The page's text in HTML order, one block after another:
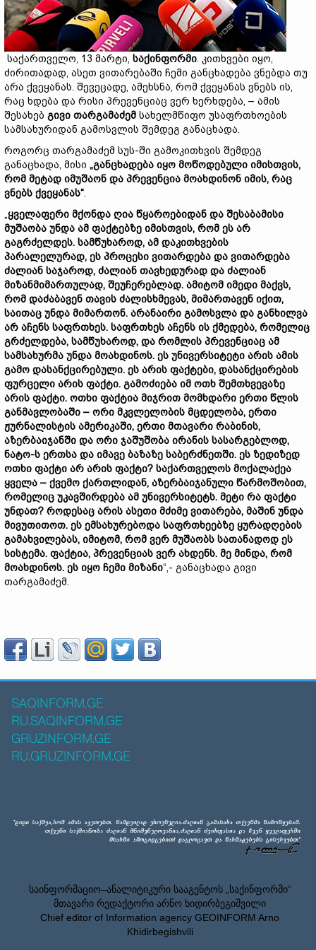
საქართველო, 13 მარტი, საქინფორმი. კითხვები იყო,
ძირითადად, ასეთ ვითარებაში ჩემი განცხადება ვნებდა თუ
არა ქვეყანას. შევეცადე, ამეხსნა, რომ ქვეყანას ვნებს ის,
რაც ხდება და რისი პრევენციაც ვერ ხერხდება, – ამის
შესახებ გივი თარგამაძემ სახელმწიფო უსაფრთხოების
სამსახურიდან გამოსვლის შემდეგ განაცხადა.
როგორც თარგამაძემ სუს-ში გამოკითხვის შემდეგ
განაცხადა, მისი „განცხადება იყო მოწოდებული იმისთვის,
რომ მეტად იმუშაონ და პრევენცია მოახდინონ იმის, რაც
ვნებს ქვეყანას“.
„ყველაფერი მქონდა ღია წყაროებიდან და შესაბამისი
მუშაობა უნდა ამ ფაქტებზე იმისთვის, რომ ეს არ
გაგრძელდეს. სამწუხაროდ, ამ დაკითხვების
პარალელურად, ეს პროცესი ვითარდება და ვითარდება
ძალიან საჯაროდ, ძალიან თავხედურად და ძალიან
მიზანმიმართულად, შეუჩერებლად. ამიტომ იმედი მაქვს,
რომ დაძაბავენ თავის ძალისხმევას, მიმართავენ იქით,
საითაც უნდა მიმართონ. არანაირი გამოსვლა და განხილვა
არ აჩენს საფრთხეს. საფრთხეს აჩენს ის ქმედება, რომელიც
გრძელდება, სამწუხაროდ, და რომლის პრევენციაც ამ
სამსახურმა უნდა მოახდინოს. ეს უნივერსიტეტი არის ამის
გამო დასანქცირებული. ეს არის ფაქტები, დასანქცირების
ფურცელი არის ფაქტი. გამოძიება იმ ოთხ შემთხვევაზე
არის ფაქტი. ოთხი ფაქტია მიჯრით მომხდარი ერთი წლის
განმავლობაში – ორი მკვლელობის მცდელობა, ერთი
ჟურნალისტის ამერიკაში, ერთი მთავარი რაბინის,
აზერბაიჯანში და ორი ჯაშუშობა ირანის სასარგებლოდ,
ნატო-ს ერთსა და იმავე ბაზაზე საბერძნეთში. ეს ზედიზედ
ოთხი ფაქტი არ არის ფაქტი? საქართველოს მოქალაქეა
ყველა – ქვემო ქართლიდან, აზერბაიჯანული წარმოშობით,
რომელიც უკავშირდება ამ უნივერსიტეტს. მეტი რა ფაქტი
უნდათ? როდესაც არის ასეთი მძიმე ვითარება, მაშინ უნდა
მივუთითოთ. ეს ემსახურებოდა საფრთხეებზე ყურადღების
გამახვილებას, იმიტომ, რომ ვერ მუშაობს სათანადოდ ეს
სისტემა. ფაქტია, პრევენციას ვერ ახდენს. მე მინდა, რომ
მოახდინოს. ეს იყო ჩემი მიზანი“,- განაცხადა გივი
თარგამაძემ.
SAQINFORM.GE
RU.SAQINFORM.GE
GRUZINFORM.GE
RU.GRUZINFORM.GE
საინფორმაციო–ანალიტიკური სააგენტოს „საქინფორმი”
მთავარი რედაქტორი არნო ხიდირბეგიშვილი
Chief editor of Information agency GEOINFORM Arno
Khidirbegishvili